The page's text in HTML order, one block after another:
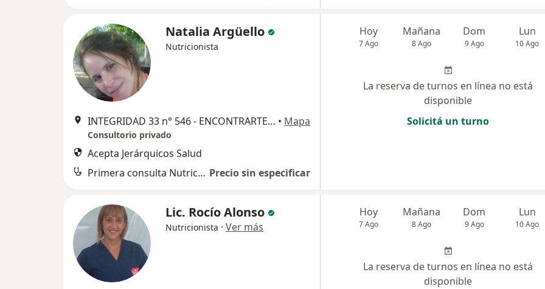
Natalia Argüello
Nutricionista
INTEGRIDAD 33 n° 546 - ENCONTRARTE Diag 73 e/ 58 y 59 - Clínica 5 de Mayo (Ensenada), La Plata • Mapa
Consultorio privado
Acepta Jerárquicos Salud
Primera consulta Nutrición Precio sin especificar
Hoy
7 Ago
Mañana
8 Ago
Dom
9 Ago
Lun
10 Ago
La reserva de turnos en línea no está
disponible
Solicitá un turno
Lic. Rocío Alonso
Nutricionista · Ver más
Hoy
7 Ago
Mañana
8 Ago
Dom
9 Ago
Lun
10 Ago
La reserva de turnos en línea no está
disponible